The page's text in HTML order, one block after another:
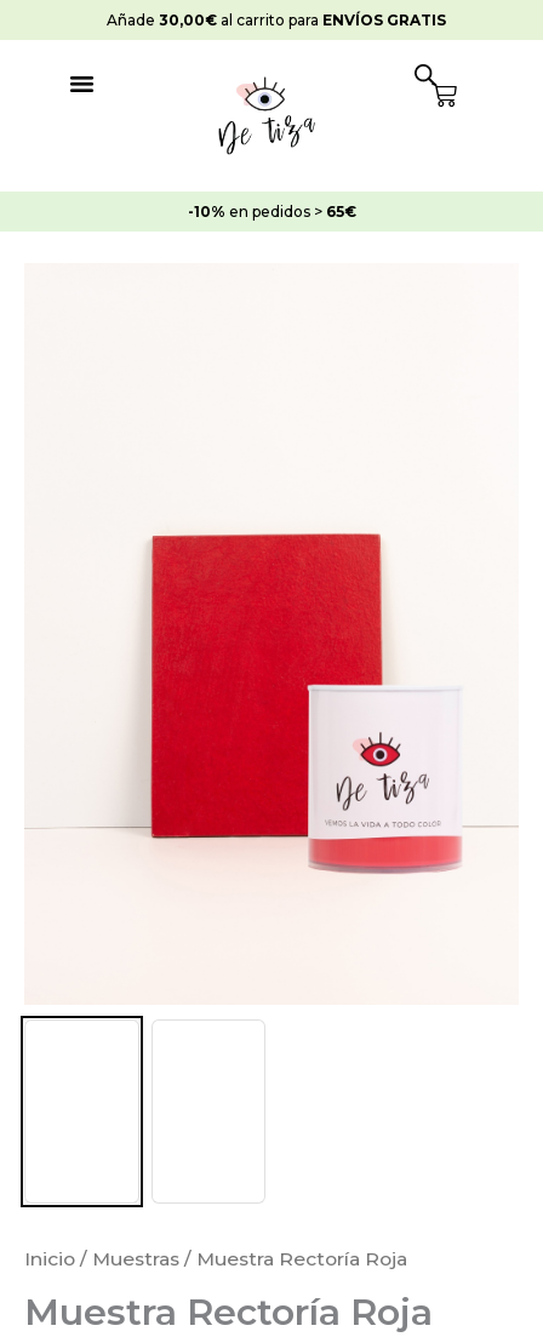
al
Añade 30,00€ al carrito para ENVÍOS GRATIS
Cart
-10% en pedidos > 65€
Inicio / Muestras / Muestra Rectoría Roja
Muestra Rectoría Roja